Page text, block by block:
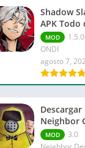
Shadow
APK
MOD
ONDI
agosto 7,
Neighbor
versión
MOD
3.0